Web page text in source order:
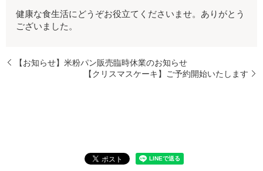
健康な食生活にどうぞお役立てくださいませ。ありがとう
ございました。
【お知らせ】米粉パン販売臨時休業のお知らせ
【クリスマスケーキ】ご予約開始いたします